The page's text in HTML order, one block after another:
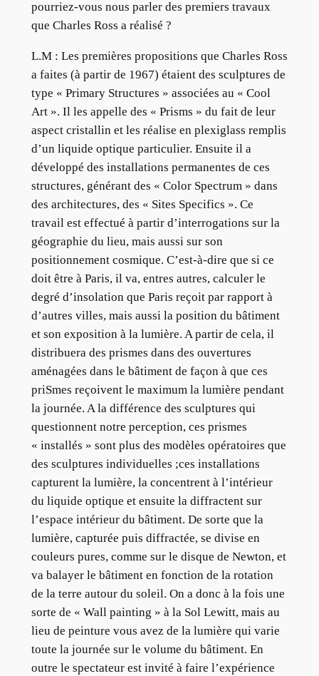
pourriez-vous nous parler des premiers travaux
que Charles Ross a réalisé ?
L.M : Les premières propositions que Charles Ross
a faites (à partir de 1967) étaient des sculptures de
type « Primary Structures » associées au « Cool
Art ». Il les appelle des « Prisms » du fait de leur
aspect cristallin et les réalise en plexiglass remplis
d’un liquide optique particulier. Ensuite il a
développé des installations permanentes de ces
structures, générant des « Color Spectrum » dans
des architectures, des « Sites Specifics ». Ce
travail est effectué à partir d’interrogations sur la
géographie du lieu, mais aussi sur son
positionnement cosmique. C’est-à-dire que si ce
doit être à Paris, il va, entres autres, calculer le
degré d’insolation que Paris reçoit par rapport à
d’autres villes, mais aussi la position du bâtiment
et son exposition à la lumière. A partir de cela, il
distribuera des prismes dans des ouvertures
aménagées dans le bâtiment de façon à que ces
priSmes reçoivent le maximum la lumière pendant
la journée. A la différence des sculptures qui
questionnent notre perception, ces prismes
« installés » sont plus des modèles opératoires que
des sculptures individuelles ;ces installations
capturent la lumière, la concentrent à l’intérieur
du liquide optique et ensuite la diffractent sur
l’espace intérieur du bâtiment. De sorte que la
lumière, capturée puis diffractée, se divise en
couleurs pures, comme sur le disque de Newton, et
va balayer le bâtiment en fonction de la rotation
de la terre autour du soleil. On a donc à la fois une
sorte de « Wall painting » à la Sol Lewitt, mais au
lieu de peinture vous avez de la lumière qui varie
toute la journée sur le volume du bâtiment. En
outre le spectateur est invité à faire l’expérience